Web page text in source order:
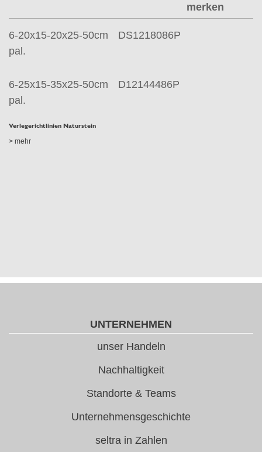
merken
6-20x15-20x25-50cm
pal.
DS1218086P
6-25x15-35x25-50cm
pal.
D12144486P
Verlegerichtlinien Naturstein
> mehr
UNTERNEHMEN
unser Handeln
Nachhaltigkeit
Standorte & Teams
Unternehmensgeschichte
seltra in Zahlen